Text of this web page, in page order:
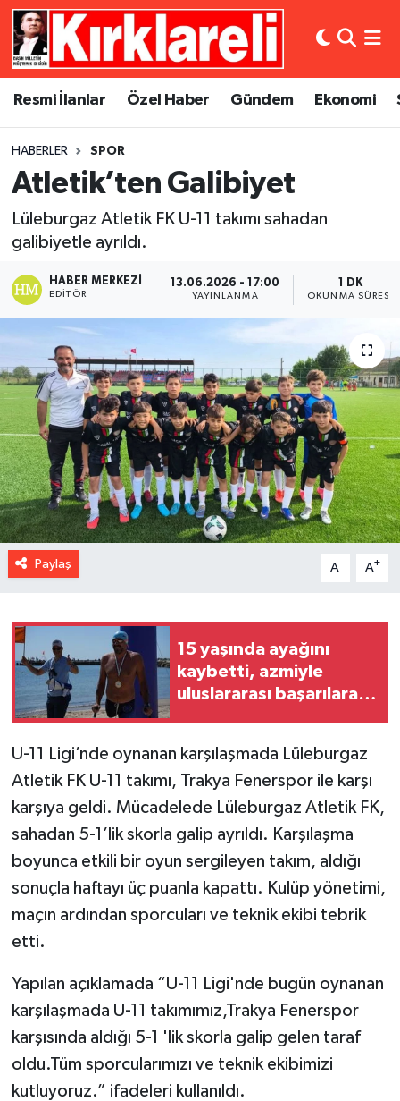
Resmi İlanlar Özel Haber Gündem Ekonomi
HABERLER SPOR
Atletik’ten Galibiyet
Lüleburgaz Atletik FK U-11 takımı sahadan
galibiyetle ayrıldı.
HABER MERKEZI
EDITÖR
13.06.2026 - 17:00
YAYINLANMA
1 DK
OKUNMA SÜRESI
Paylaş A- A+
15 yaşında ayağını
kaybetti, azmiyle
uluslararası başarılara
U-11 Ligi’nde oynanan karşılaşmada Lüleburgaz
Atletik FK U-11 takımı, Trakya Fenerspor ile karşı
karşıya geldi. Mücadelede Lüleburgaz Atletik FK,
sahadan 5-1’lik skorla galip ayrıldı. Karşılaşma
boyunca etkili bir oyun sergileyen takım, aldığı
sonuçla haftayı üç puanla kapattı. Kulüp yönetimi,
maçın ardından sporcuları ve teknik ekibi tebrik
etti.
Yapılan açıklamada “U-11 Ligi'nde bugün oynanan
karşılaşmada U-11 takımımız,Trakya Fenerspor
karşısında aldığı 5-1 'lik skorla galip gelen taraf
oldu.Tüm sporcularımızı ve teknik ekibimizi
kutluyoruz.” ifadeleri kullanıldı.
Resmi İlanlar
Gündem
Siyaset
Spor
Asayiş
Dünya
Kültür Sanat
Magazin
Sağlık
Künye
Gizlilik Sözleşmesi
Merkez Nöbetçi Eczaneler
Merkez Trafik Yoğunluk Haritası
Tüm Manşetler
Son Dakika Haberleri